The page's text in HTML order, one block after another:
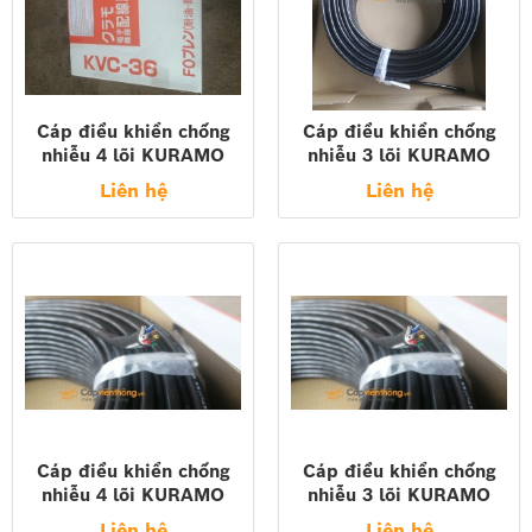
mm2 . Việc xác định các dây cách điện phải được thực
hiện bằng màu sắc cách điện và đường thẳng.
Cáp điều khiển chống
nhiễu 4 lõi KURAMO
KVC-36SB 2x0,3mm2
23AWG
Liên hệ
Cáp điều khiển chống
nhiễu 3 lõi KURAMO
KVC-36SB 2x0,3mm2
23AWG
Liên hệ
Cáp điều khiển chống
nhiễu 4 lõi KURAMO
KVC-36SB 2x0,2mm2
Cáp điều khiển chống
nhiễu 3 lõi KURAMO
KVC-36SB 2x0,2mm2